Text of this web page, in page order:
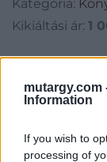
mutargy.com
Information
If you wish to
processing of
1943-
Kategória:
Kikiáltási ár: 1
Aukció neve:109.
Aukció ideje: 16:00